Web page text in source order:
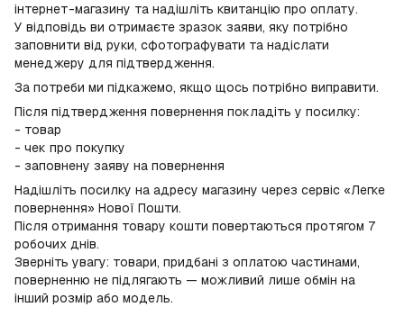
інтернет-магазину та надішліть квитанцію про оплату.
У відповідь ви отримаєте зразок заяви, яку потрібно
заповнити від руки, сфотографувати та надіслати
менеджеру для підтвердження.
За потреби ми підкажемо, якщо щось потрібно виправити.
Після підтвердження повернення покладіть у посилку:
- товар
- чек про покупку
- заповнену заяву на повернення
Надішліть посилку на адресу магазину через сервіс «Легке
повернення» Нової Пошти.
Після отримання товару кошти повертаються протягом 7
робочих днів.
Зверніть увагу: товари, придбані з оплатою частинами,
поверненню не підлягають — можливий лише обмін на
інший розмір або модель.